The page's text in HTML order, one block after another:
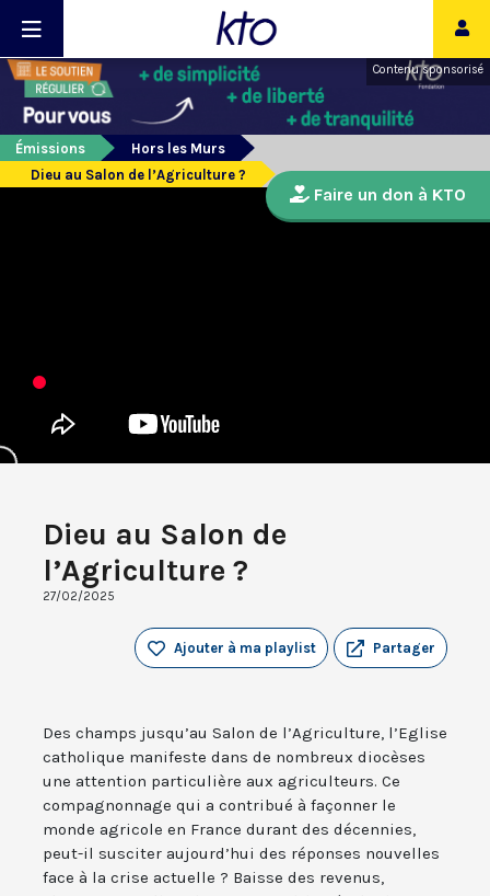
Contenu sponsorisé
Émissions
Hors les Murs
Dieu au Salon de l’Agriculture ?
Dieu au Salon de
l’Agriculture ?
27/02/2025
Partager
Ajouter à ma playlist
Des champs jusqu’au Salon de l’Agriculture, l’Eglise
catholique manifeste dans de nombreux diocèses
une attention particulière aux agriculteurs. Ce
compagnonnage qui a contribué à façonner le
monde agricole en France durant des décennies,
peut-il susciter aujourd’hui des réponses nouvelles
face à la crise actuelle ? Baisse des revenus,
Faire un don à KTO